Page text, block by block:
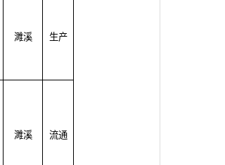
濉溪 生产
濉溪 流通